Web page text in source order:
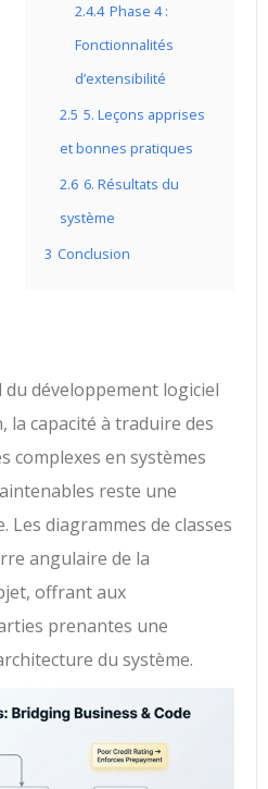
2.4.4 Phase 4 :
Fonctionnalités
d’extensibilité
2.5 5. Leçons apprises
et bonnes pratiques
2.6 6. Résultats du
système
3 Conclusion
du développement logiciel
la capacité à traduire des
complexes en systèmes
reste une
Les diagrammes de classes
angulaire de la
offrant aux
prenantes une
du système.